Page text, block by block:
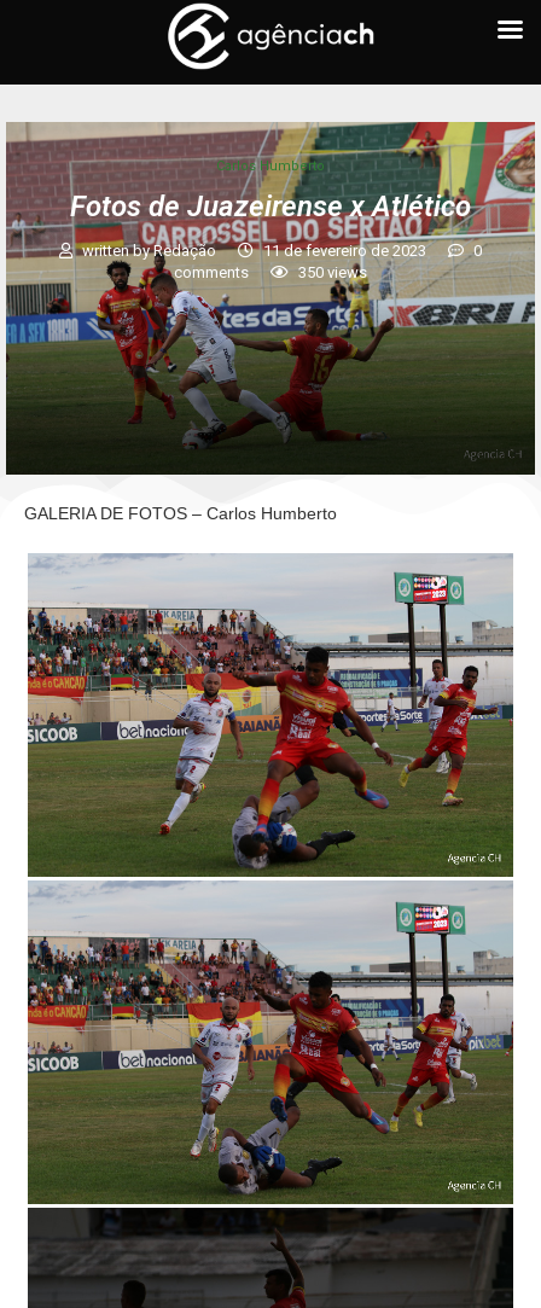
Carlos Humberto
Fotos de Juazeirense x Atlético
written byRedação 11 de fevereiro de 2023
0
comments
350 views
GALERIA DE FOTOS – Carlos Humberto